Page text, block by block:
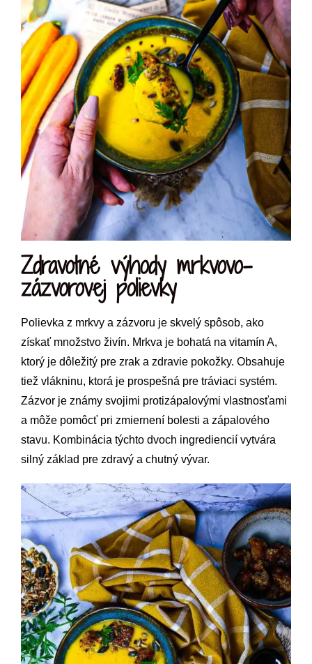
Zdravotné výhody mrkvovo-
zázvorovej polievky
Polievka z mrkvy a zázvoru je skvelý spôsob, ako
získať množstvo živín. Mrkva je bohatá na vitamín A,
ktorý je dôležitý pre zrak a zdravie pokožky. Obsahuje
tiež vlákninu, ktorá je prospešná pre tráviaci systém.
Zázvor je známy svojimi protizápalovými vlastnosťami
a môže pomôcť pri zmiernení bolesti a zápalového
stavu. Kombinácia týchto dvoch ingrediencií vytvára
silný základ pre zdravý a chutný vývar.